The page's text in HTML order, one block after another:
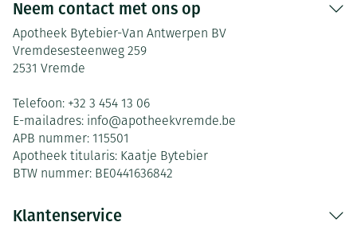
Neem contact met ons op
Apotheek Bytebier-Van Antwerpen BV
Vremdesesteenweg 259
2531 Vremde
Telefoon: +32 3 454 13 06
E-mailadres: info@apotheekvremde.be
APB nummer: 115501
Apotheek titularis: Kaatje Bytebier
BTW nummer: BE0441636842
Klantenservice